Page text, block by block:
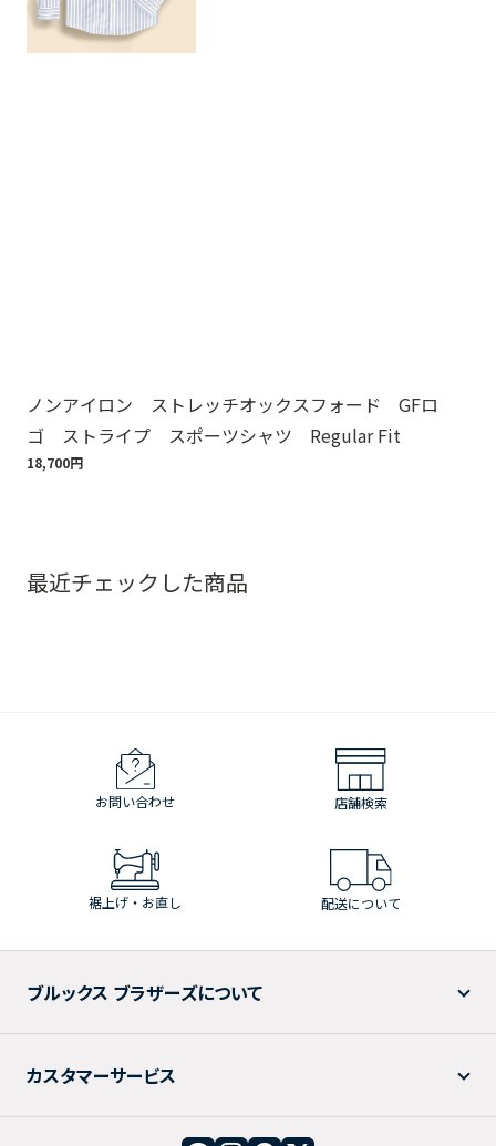
ノンアイロン ストレッチオックスフォード GFロ
ゴ ストライプ スポーツシャツ Regular Fit
18,700円
最近チェックした商品
お問い合わせ 店舗検索
裾上げ・お直し 配送について
ブルックス ブラザーズについて
カスタマーサービス